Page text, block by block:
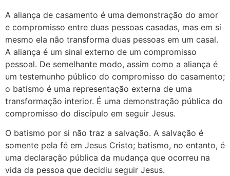
A aliança de casamento é uma demonstração do amor
e compromisso entre duas pessoas casadas, mas em si
mesmo ela não transforma duas pessoas em um casal.
A aliança é um sinal externo de um compromisso
pessoal. De semelhante modo, assim como a aliança é
um testemunho público do compromisso do casamento;
o batismo é uma representação externa de uma
transformação interior. É uma demonstração pública do
compromisso do discípulo em seguir Jesus.
O batismo por si não traz a salvação. A salvação é
somente pela fé em Jesus Cristo; batismo, no entanto, é
uma declaração pública da mudança que ocorreu na
vida da pessoa que decidiu seguir Jesus.